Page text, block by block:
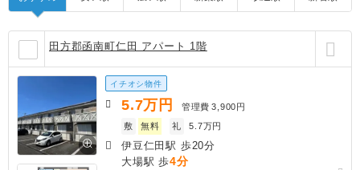
田方郡函南町仁田 アパート 1階
イチオシ物件
5.7万円 管理費 3,900円
敷
無料 礼 5.7万円
伊豆仁田駅 歩20分
大場駅 歩4分